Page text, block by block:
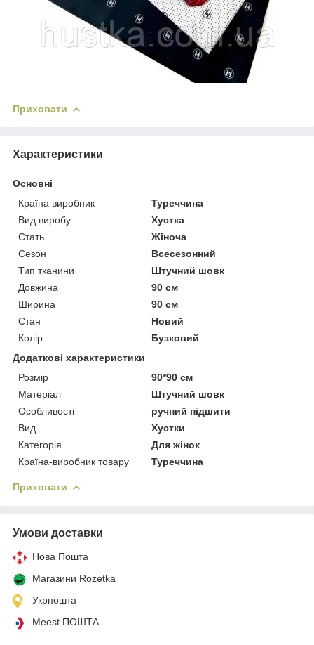
Приховати
Характеристики
Основні
Країна виробник
Туреччина
Вид виробу
Хустка
Стать
Жіноча
Сезон
Всесезонний
Тип тканини
Штучний шовк
Довжина
90 см
Ширина
90 см
Стан
Новий
Колір
Бузковий
Додаткові характеристики
Розмір
90*90 см
Матеріал
Штучний шовк
Особливості
ручний підшити
Вид
Хустки
Категорія
Для жінок
Країна-виробник товару
Туреччина
Приховати
Умови доставки
Нова Пошта
Магазини Rozetka
Укрпошта
Meest ПОШТА